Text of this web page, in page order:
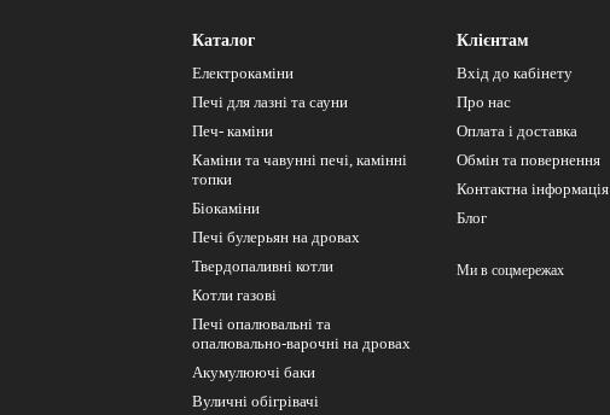
Каталог
Електрокаміни
Печі для лазні та сауни
Печ- каміни
Каміни та чавунні печі, камінні
топки
Біокаміни
Печі булерьян на дровах
Твердопаливні котли
Котли газові
Печі опалювальні та
опалювально-варочні на дровах
Акумулюючі баки
Вуличні обігрівачі
Клієнтам
Вхід до кабінету
Про нас
Оплата і доставка
Обмін та повернення
Контактна інформація
Блог
Ми в соцмережах